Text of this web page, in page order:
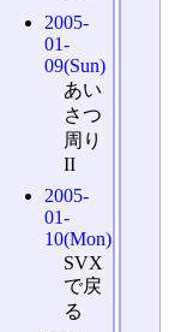
2005-
01-
09(Sun)
あい
さつ
周り
II
2005-
01-
10(Mon)
SVX
で戻
る